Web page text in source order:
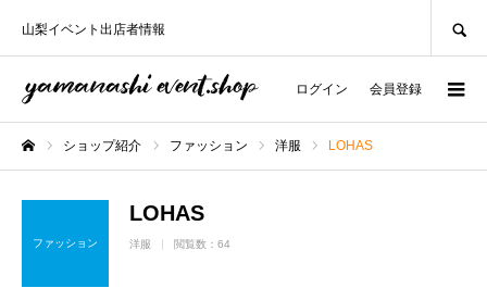
山梨イベント出店者情報
ログイン 会員登録
ショップ紹介 ファッション 洋服 LOHAS
ファッション
LOHAS
洋服 閲覧数：64